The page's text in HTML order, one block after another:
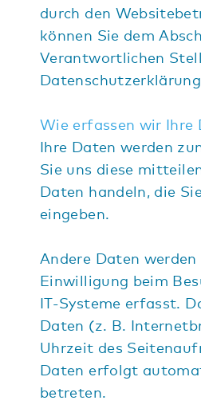
durch den
können Sie dem
Verantwortlichen
Wie erfassen wir Ihre
Ihre Daten werden
Sie uns diese
Daten handeln, die
eingeben.
Andere Daten
Einwilligung beim
IT-Systeme erfasst.
Daten (z. B.
Uhrzeit des
Daten erfolgt
betreten.